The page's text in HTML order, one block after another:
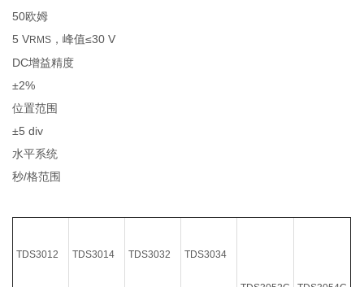
50欧姆
5 VRMS ，峰值≤30 V
DC增益精度
±2%
位置范围
±5 div
水平系统
秒/格范围
TDS3012 TDS3014 TDS3032 TDS3034